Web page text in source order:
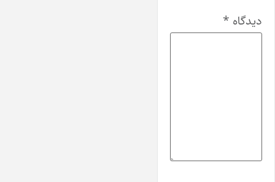
دیدگاه *